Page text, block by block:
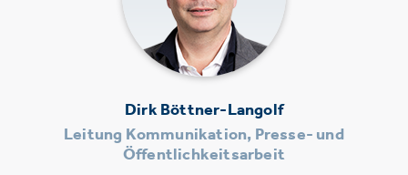
Dirk Böttner-Langolf
Leitung Kommunikation, Presse- und
Öffentlichkeitsarbeit